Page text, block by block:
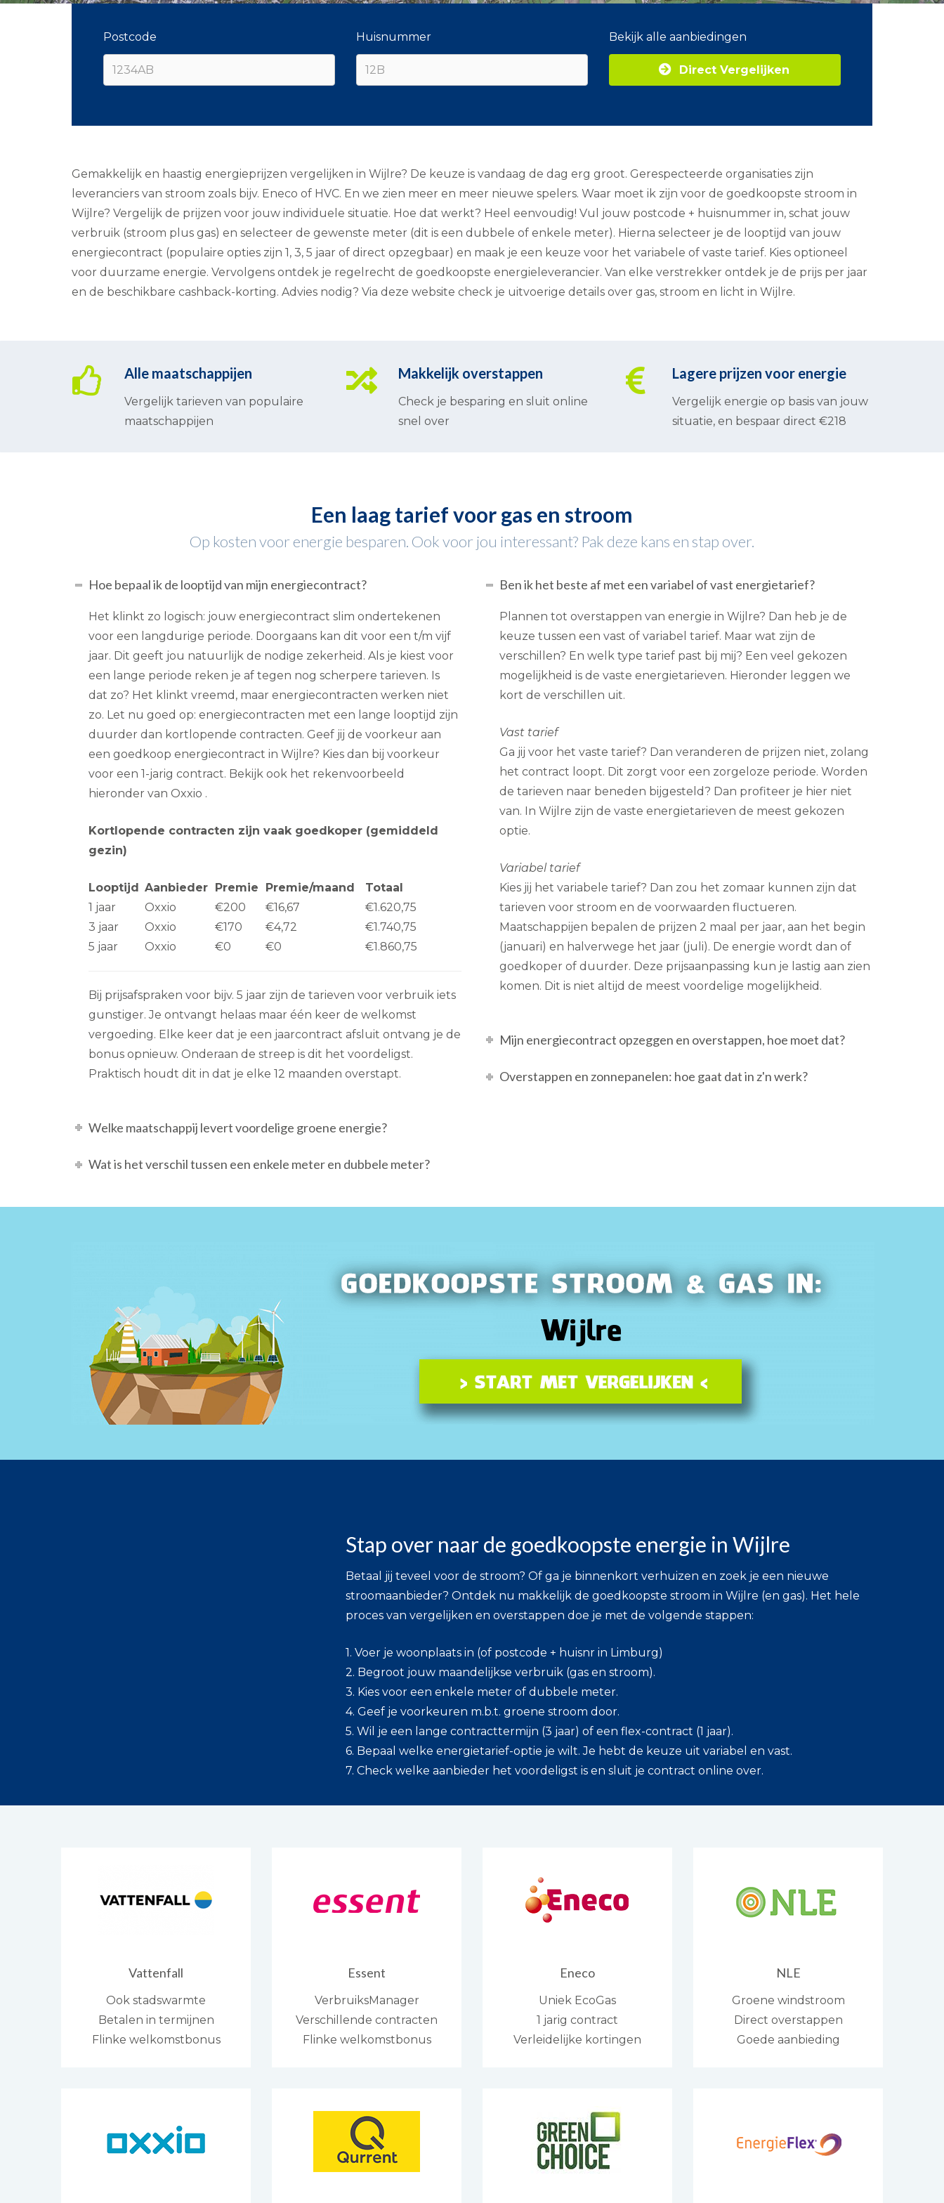
Postcode Huisnummer Bekijk alle aanbiedingen
Direct Vergelijken
Gemakkelijk en haastig energieprijzen vergelijken in Wijlre? De keuze is vandaag de dag erg groot. Gerespecteerde organisaties zijn
leveranciers van stroom zoals bijv. Eneco of HVC. En we zien meer en meer nieuwe spelers. Waar moet ik zijn voor de goedkoopste stroom in
Wijlre? Vergelijk de prijzen voor jouw individuele situatie. Hoe dat werkt? Heel eenvoudig! Vul jouw postcode + huisnummer in, schat jouw
verbruik (stroom plus gas) en selecteer de gewenste meter (dit is een dubbele of enkele meter). Hierna selecteer je de looptijd van jouw
energiecontract (populaire opties zijn 1, 3, 5 jaar of direct opzegbaar) en maak je een keuze voor het variabele of vaste tarief. Kies optioneel
voor duurzame energie. Vervolgens ontdek je regelrecht de goedkoopste energieleverancier. Van elke verstrekker ontdek je de prijs per jaar
en de beschikbare cashback-korting. Advies nodig? Via deze website check je uitvoerige details over gas, stroom en licht in Wijlre.
Alle maatschappijen
Vergelijk tarieven van populaire
maatschappijen
Makkelijk overstappen
Check je besparing en sluit online
snel over
Lagere prijzen voor energie
Vergelijk energie op basis van jouw
situatie, en bespaar direct €218
Een laag tarief voor gas en stroom
Op kosten voor energie besparen. Ook voor jou interessant? Pak deze kans en stap over.
Hoe bepaal ik de looptijd van mijn energiecontract?
Het klinkt zo logisch: jouw energiecontract slim ondertekenen
voor een langdurige periode. Doorgaans kan dit voor een t/m vijf
jaar. Dit geeft jou natuurlijk de nodige zekerheid. Als je kiest voor
een lange periode reken je af tegen nog scherpere tarieven. Is
dat zo? Het klinkt vreemd, maar energiecontracten werken niet
zo. Let nu goed op: energiecontracten met een lange looptijd zijn
duurder dan kortlopende contracten. Geef jij de voorkeur aan
een goedkoop energiecontract in Wijlre? Kies dan bij voorkeur
voor een 1-jarig contract. Bekijk ook het rekenvoorbeeld
hieronder van Oxxio .
Kortlopende contracten zijn vaak goedkoper (gemiddeld
gezin)
Looptijd Aanbieder Premie Premie/maand
Totaal
1 jaar
Oxxio €200 €16,67
€1.620,75
3 jaar
Oxxio €170 €4,72
€1.740,75
5 jaar
Oxxio €0 €0 €1.860,75
Bij prijsafspraken voor bijv. 5 jaar zijn de tarieven voor verbruik iets
gunstiger. Je ontvangt helaas maar één keer de welkomst
vergoeding. Elke keer dat je een jaarcontract afsluit ontvang je de
bonus opnieuw. Onderaan de streep is dit het voordeligst.
Praktisch houdt dit in dat je elke 12 maanden overstapt.
Welke maatschappij levert voordelige groene energie?
Wat is het verschil tussen een enkele meter en dubbele meter?
Ben ik het beste af met een variabel of vast energietarief?
Plannen tot overstappen van energie in Wijlre? Dan heb je de
keuze tussen een vast of variabel tarief. Maar wat zijn de
verschillen? En welk type tarief past bij mij? Een veel gekozen
mogelijkheid is de vaste energietarieven. Hieronder leggen we
kort de verschillen uit.
Vast tarief
Ga jij voor het vaste tarief? Dan veranderen de prijzen niet, zolang
het contract loopt. Dit zorgt voor een zorgeloze periode. Worden
de tarieven naar beneden bijgesteld? Dan profiteer je hier niet
van. In Wijlre zijn de vaste energietarieven de meest gekozen
optie.
Variabel tarief
Kies jij het variabele tarief? Dan zou het zomaar kunnen zijn dat
tarieven voor stroom en de voorwaarden fluctueren.
Maatschappijen bepalen de prijzen 2 maal per jaar, aan het begin
(januari) en halverwege het jaar (juli). De energie wordt dan of
goedkoper of duurder. Deze prijsaanpassing kun je lastig aan zien
komen. Dit is niet altijd de meest voordelige mogelijkheid.
Mijn energiecontract opzeggen en overstappen, hoe moet dat?
Overstappen en zonnepanelen: hoe gaat dat in z'n werk?
Stap over naar de goedkoopste energie in Wijlre
Betaal jij teveel voor de stroom? Of ga je binnenkort verhuizen en zoek je een nieuwe
stroomaanbieder? Ontdek nu makkelijk de goedkoopste stroom in Wijlre (en gas). Het hele
proces van vergelijken en overstappen doe je met de volgende stappen:
1. Voer je woonplaats in (of postcode + huisnr in Limburg)
2. Begroot jouw maandelijkse verbruik (gas en stroom).
3. Kies voor een enkele meter of dubbele meter.
4. Geef je voorkeuren m.b.t. groene stroom door.
5. Wil je een lange contracttermijn (3 jaar) of een flex-contract (1 jaar).
6. Bepaal welke energietarief-optie je wilt. Je hebt de keuze uit variabel en vast.
7. Check welke aanbieder het voordeligst is en sluit je contract online over.
Vattenfall
Ook stadswarmte
Betalen in termijnen
Flinke welkomstbonus
Essent
VerbruiksManager
Verschillende contracten
Flinke welkomstbonus
Eneco
Uniek EcoGas
1 jarig contract
Verleidelijke kortingen
NLE
Groene windstroom
Direct overstappen
Goede aanbieding